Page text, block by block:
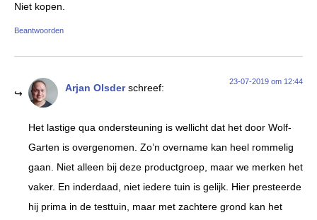
Niet kopen.
Beantwoorden
Arjan Olsder schreef:
23-07-2019 om 12:44
Het lastige qua ondersteuning is wellicht dat het door Wolf-
Garten is overgenomen. Zo’n overname kan heel rommelig
gaan. Niet alleen bij deze productgroep, maar we merken het
vaker. En inderdaad, niet iedere tuin is gelijk. Hier presteerde
hij prima in de testtuin, maar met zachtere grond kan het